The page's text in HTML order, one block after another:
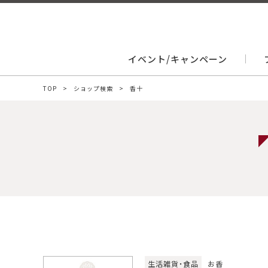
イベント/キャンペーン
TOP ショップ検索 香十
生活雑貨・食品 お香